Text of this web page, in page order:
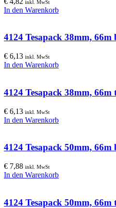
inkl. MwSt
In den Warenkorb
4124 Tesapack 38mm, 66m
€ 6,13 inkl. MwSt
In den Warenkorb
4124 Tesapack 38mm, 66m
€ 6,13 inkl. MwSt
In den Warenkorb
4124 Tesapack 50mm, 66m
€ 7,88 inkl. MwSt
In den Warenkorb
4124 Tesapack 50mm, 66m